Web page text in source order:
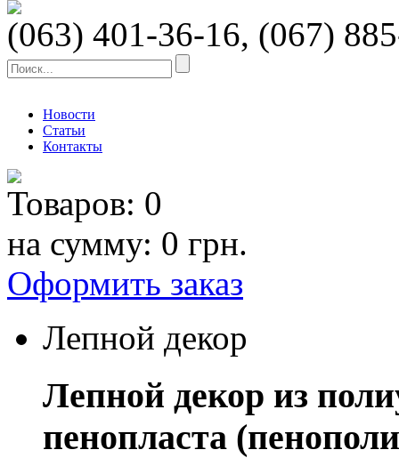
(063) 401-36-16, (067)
Новости
Статьи
Контакты
Товаров: 0
на сумму: 0 грн.
Оформить заказ
Лепной декор
Лепной декор из
пенопласта